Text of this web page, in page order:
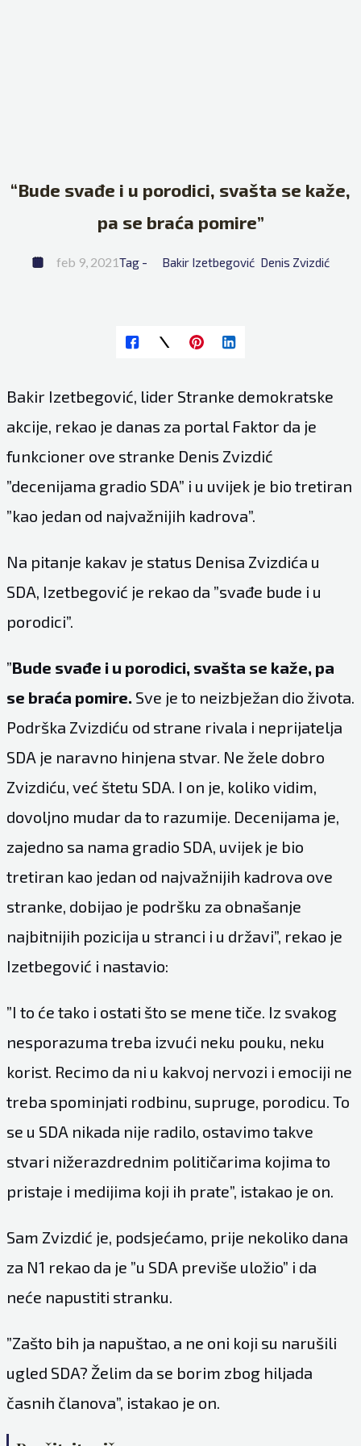
“Bude svađe i u porodici, svašta se kaže,
pa se braća pomire”
feb 9, 2021Tag - Bakir Izetbegović Denis Zvizdić
Bakir Izetbegović, lider Stranke demokratske
akcije, rekao je danas za portal Faktor da je
funkcioner ove stranke Denis Zvizdić
”decenijama gradio SDA” i u uvijek je bio tretiran
”kao jedan od najvažnijih kadrova”.
Na pitanje kakav je status Denisa Zvizdića u
SDA, Izetbegović je rekao da ”svađe bude i u
porodici”.
”Bude svađe i u porodici, svašta se kaže, pa
se braća pomire. Sve je to neizbježan dio života.
Podrška Zvizdiću od strane rivala i neprijatelja
SDA je naravno hinjena stvar. Ne žele dobro
Zvizdiću, već štetu SDA. I on je, koliko vidim,
dovoljno mudar da to razumije. Decenijama je,
zajedno sa nama gradio SDA, uvijek je bio
tretiran kao jedan od najvažnijih kadrova ove
stranke, dobijao je podršku za obnašanje
najbitnijih pozicija u stranci i u državi”, rekao je
Izetbegović i nastavio:
”I to će tako i ostati što se mene tiče. Iz svakog
nesporazuma treba izvući neku pouku, neku
korist. Recimo da ni u kakvoj nervozi i emociji ne
treba spominjati rodbinu, supruge, porodicu. To
se u SDA nikada nije radilo, ostavimo takve
stvari nižerazdrednim političarima kojima to
pristaje i medijima koji ih prate”, istakao je on.
Sam Zvizdić je, podsjećamo, prije nekoliko dana
za N1 rekao da je ”u SDA previše uložio” i da
neće napustiti stranku.
”Zašto bih ja napuštao, a ne oni koji su narušili
ugled SDA? Želim da se borim zbog hiljada
časnih članova”, istakao je on.